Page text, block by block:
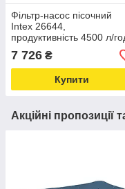
Фільтр-насос пісочний
Intex 26644,
продуктивність 4500 л/
для басейну Love&Life -
online-multimarket-
7 726 ₴
Купити
Акційні пропозиції